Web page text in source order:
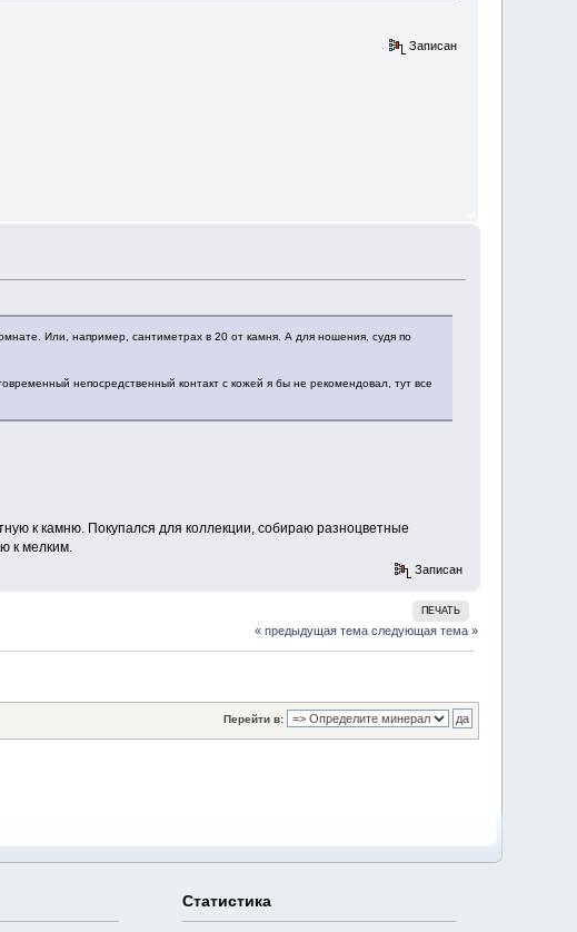
Записан
Или, например, сантиметрах в 20 от камня. А для ношения, судя по
непосредственный контакт с кожей я бы не рекомендовал, тут все
к камню. Покупался для коллекции, собираю разноцветные
к мелким.
Записан
ПЕЧАТЬ
« предыдущая тема следующая тема »
Перейти в:
Статистика